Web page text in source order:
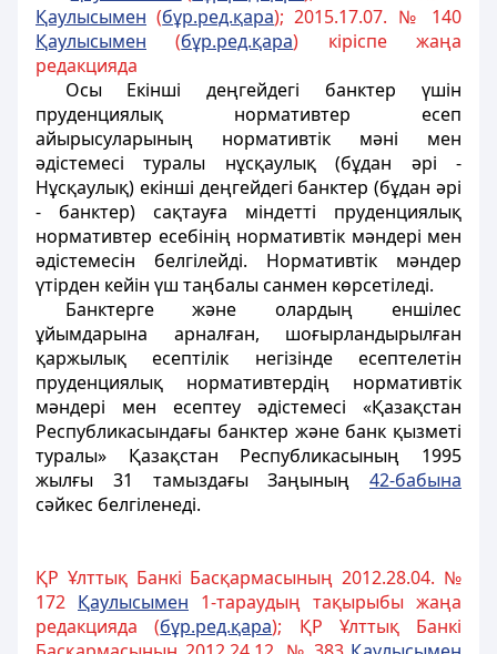
Қаулысымен (бұр.ред.қара); 2015.17.07. № 140
Қаулысымен (бұр.ред.қара) кіріспе жаңа
редакцияда
Осы Екiншi деңгейдегi банктер үшiн
пруденциялық нормативтер есеп
айырысуларының нормативтiк мәнi мен
әдiстемесi туралы нұсқаулық (бұдан әрі -
Нұсқаулық) екінші деңгейдегі банктер (бұдан әрі
- банктер) сақтауға міндетті пруденциялық
нормативтер есебінің нормативтік мәндері мен
әдістемесін белгілейді. Нормативтік мәндер
үтірден кейін үш таңбалы санмен көрсетіледі.
Банктерге және олардың еншілес
ұйымдарына арналған, шоғырландырылған
қаржылық есептілік негізінде есептелетін
пруденциялық нормативтердің нормативтiк
мәндерi мен есептеу әдiстемесi «Қазақстан
Республикасындағы банктер және банк қызметі
туралы» Қазақстан Республикасының 1995
жылғы 31 тамыздағы Заңының 42-бабына
сәйкес белгіленеді.
ҚР Ұлттық Банкі Басқармасының 2012.28.04. №
172 Қаулысымен 1-тараудың тақырыбы жаңа
редакцияда (бұр.ред.қара); ҚР Ұлттық Банкі